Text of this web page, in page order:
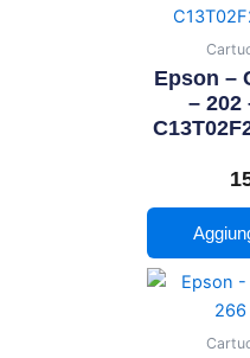
Epson –
– 202